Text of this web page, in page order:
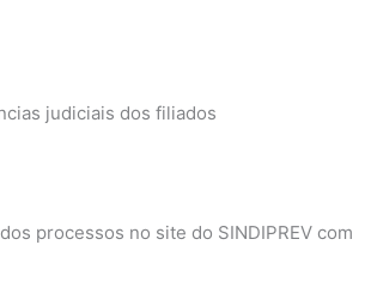
judiciais dos filiados
processos no site do SINDIPREV com